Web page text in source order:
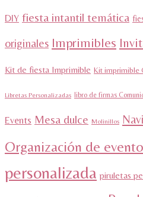
DIY fiesta intantil temática
originales Imprimibles
Kit de fiesta Imprimible Kit imprimible
Libretas Personalizadas libro de firmas
Events Mesa dulce Molinillos
Organización de
personalizada piruletas